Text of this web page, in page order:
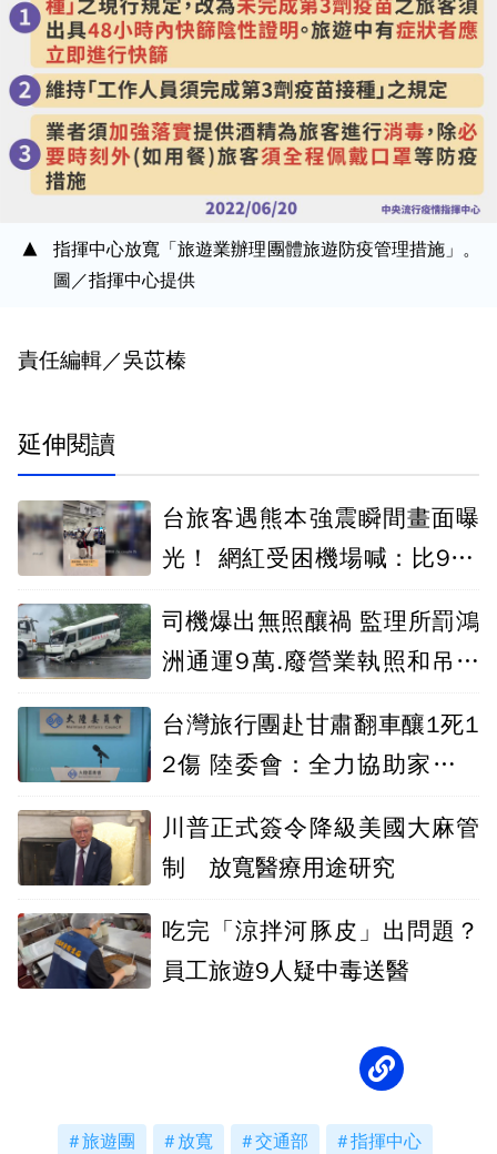
指揮中心放寬「旅遊業辦理團體旅遊防疫管理措施」。
圖／指揮中心提供
責任編輯／吳苡榛
延伸閱讀
台旅客遇熊本強震瞬間畫面曝
光！ 網紅受困機場喊：比921
司機爆出無照釀禍 監理所罰鴻
洲通運9萬.廢營業執照和吊銷
台灣旅行團赴甘肅翻車釀1死1
2傷 陸委會：全力協助家屬處
川普正式簽令降級美國大麻管
制 放寬醫療用途研究
吃完「涼拌河豚皮」出問題？
員工旅遊9人疑中毒送醫
旅遊團 放寬 交通部 指揮中心